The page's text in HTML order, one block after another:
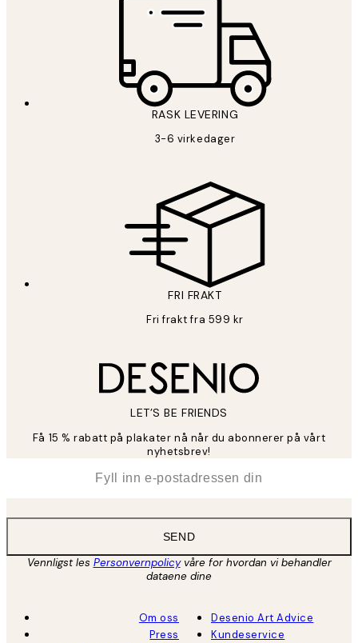
RASK LEVERING
3-6 virkedager
FRI FRAKT
Fri frakt fra 599 kr
LET’S BE FRIENDS
Få 15 % rabatt på plakater nå når du abonnerer på vårt
nyhetsbrev!
SEND
Vennligst les Personvernpolicyvåre for hvordan vi behandler
dataene dine
Om oss
Press
Desenio Art Advice
Kundeservice